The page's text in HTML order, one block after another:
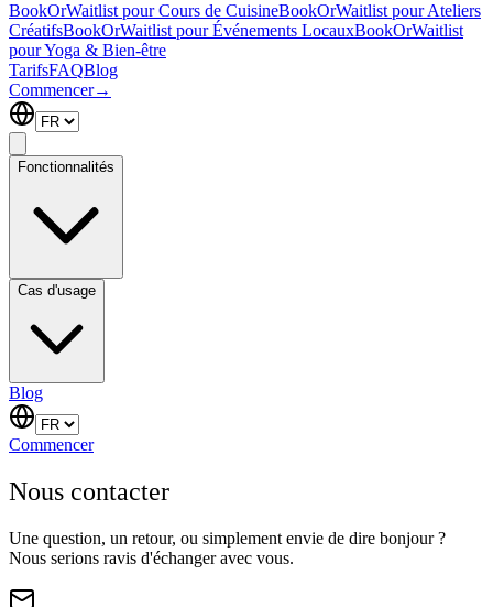
BookOrWaitlist pour Cours de CuisineBookOrWaitlist pour Ateliers
CréatifsBookOrWaitlist pour Événements LocauxBookOrWaitlist
pour Yoga & Bien-être
TarifsFAQBlog
Commencer→
Fonctionnalités
Cas d'usage
Blog
Commencer
Nous contacter
Une question, un retour, ou simplement envie de dire bonjour ?
Nous serions ravis d'échanger avec vous.